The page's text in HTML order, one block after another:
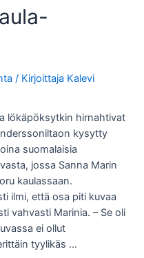
/ Kirjoittaja Kalevi
lökäpöksytkin hirnahtivat
kysytty
suomalaisia
jossa Sanna Marin
kaulassaan.
ilmi, että osa piti kuvaa
vahvasti Marinia. – Se oli
ei ollut
tyylikäs …